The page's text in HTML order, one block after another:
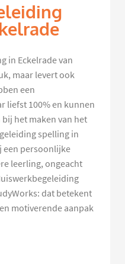
in Eckelrade van
maar levert ook
een
liefst 100% en kunnen
het maken van het
spelling in
een persoonlijke
leerling, ongeacht
dat betekent
motiverende aanpak